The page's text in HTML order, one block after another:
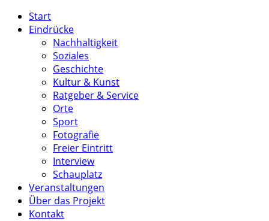
Start
Eindrücke
Nachhaltigkeit
Soziales
Geschichte
Kultur & Kunst
Ratgeber & Service
Orte
Sport
Fotografie
Freier Eintritt
Interview
Schauplatz
Veranstaltungen
Über das Projekt
Kontakt